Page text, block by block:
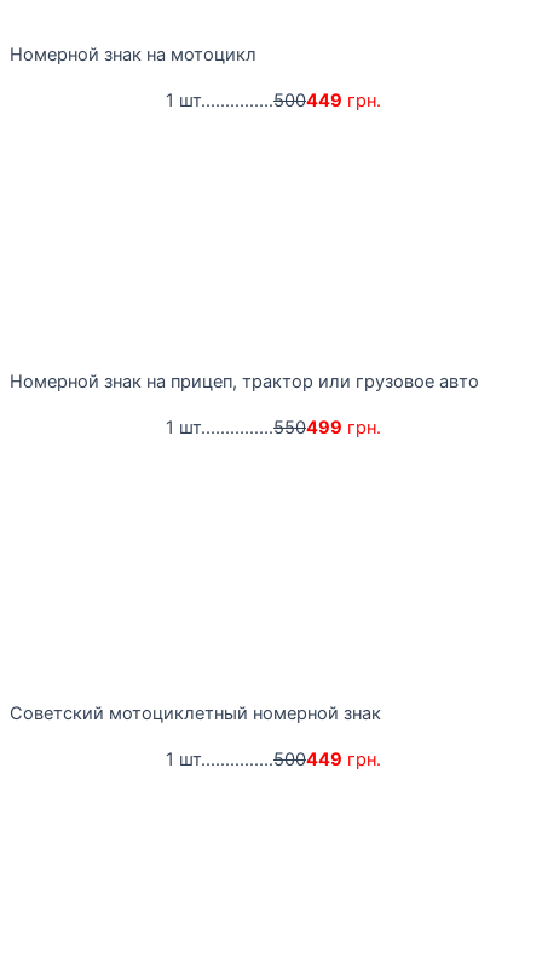
Номерной знак на мотоцикл
1 шт...............500449 грн.
Номерной знак на прицеп, трактор или грузовое авто
1 шт...............550499 грн.
Советский мотоциклетный номерной знак
1 шт...............500449 грн.